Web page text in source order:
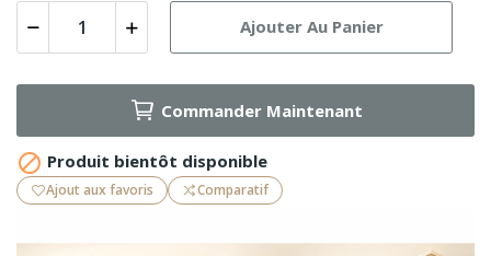
Ajouter Au Panier
Commander Maintenant
 Produit bientôt disponible
Ajout aux favoris Comparatif